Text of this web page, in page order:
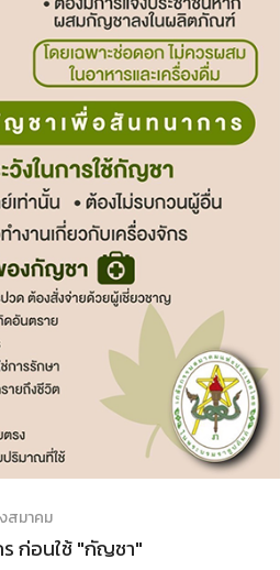
สมาคม
ก่อนใช้ "กัญชา"